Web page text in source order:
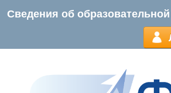
Сведения об